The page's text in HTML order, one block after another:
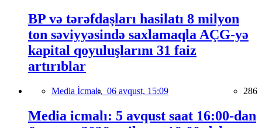
BP və tərəfdaşları hasilatı 8 milyon
ton səviyyəsində saxlamaqla AÇG-yə
kapital qoyuluşlarını 31 faiz
artırıblar
Media İcmalı, 06 avqust, 15:09 286
Media icmalı: 5 avqust saat 16:00-dan